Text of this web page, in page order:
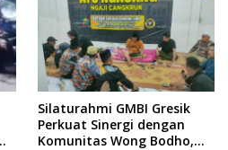
Silaturahmi GMBI Gresik
Perkuat Sinergi dengan
Komunitas Wong Bodho,